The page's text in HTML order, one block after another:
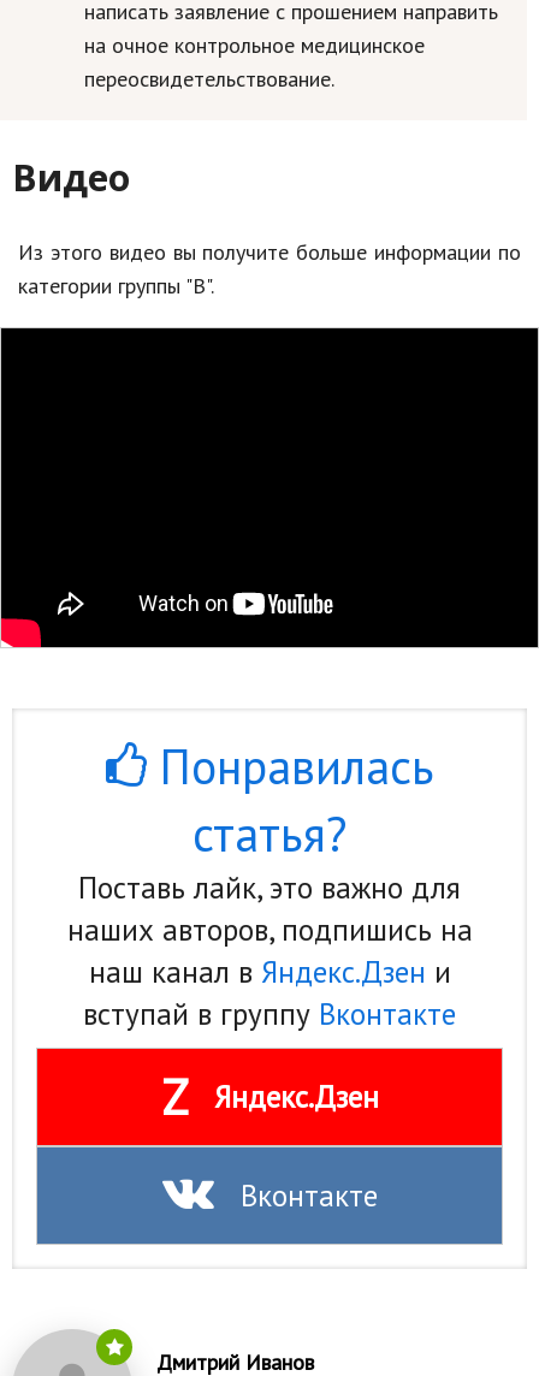
написать заявление с прошением направить
на очное контрольное медицинское
переосвидетельствование.
Видео
Из этого видео вы получите больше информации по
категории группы "В".
Понравилась
статья?
Поставь лайк, это важно для
наших авторов, подпишись на
наш канал в Яндекс.Дзен и
вступай в группу Вконтакте
Z Яндекс.Дзен
Вконтакте
Дмитрий Иванов